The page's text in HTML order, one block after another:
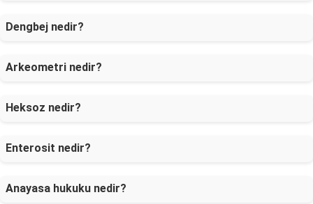
Dengbej nedir?
Arkeometri nedir?
Heksoz nedir?
Enterosit nedir?
Anayasa hukuku nedir?